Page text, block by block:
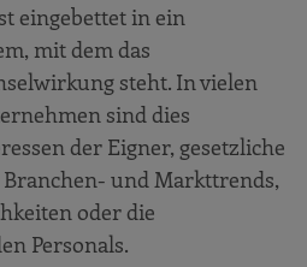
eingebettet in ein
mit dem das
steht. In vielen
sind dies
der Eigner, gesetzliche
und Markttrends,
oder die
Personals.